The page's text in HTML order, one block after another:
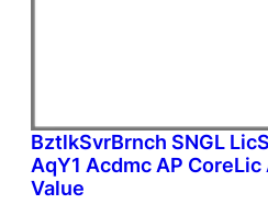
BztlkSvrBrnch SNGL
AqY1 Acdmc AP
Value